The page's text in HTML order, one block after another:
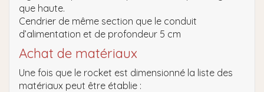
que haute.
Cendrier de même section que le conduit
d’alimentation et de profondeur 5 cm
Achat de matériaux
Une fois que le rocket est dimensionné la liste des
matériaux peut être établie :